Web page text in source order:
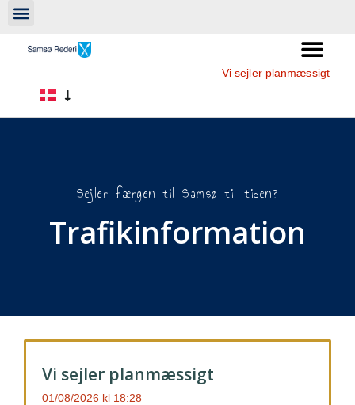
Vi sejler planmæssigt
Sejler færgen til Samsø til tiden?
Trafikinformation
Vi sejler planmæssigt
01/08/2026 18:28